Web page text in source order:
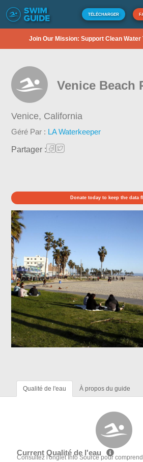
TÉLÉCHARGER
Join Our Mission: Support Clean Water
Venice Beach
Venice, California
Géré Par : LA Waterkeeper
Partager :
Donate today to keep the data
Qualité de l'eau À propos du guide
Current Qualité de l'eau
Consultez l'onglet Info Source pour